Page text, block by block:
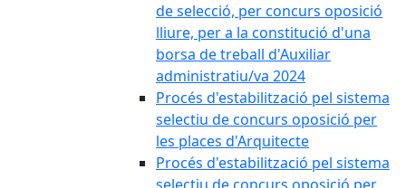
de selecció, per concurs oposició
lliure, per a la constitució d'una
borsa de treball d'Auxiliar
administratiu/va 2024
Procés d'estabilització pel sistema
selectiu de concurs oposició per
les places d'Arquitecte
Procés d'estabilització pel sistema